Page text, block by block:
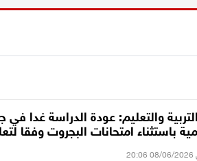
التربية والتعليم: عودة الدراسة غدا
باستثناء امتحانات البجروت وفقا